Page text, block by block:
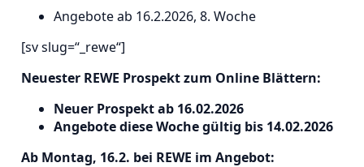
Angebote ab 16.2.2026, 8. Woche
[sv slug=“_rewe“]
Neuester REWE Prospekt zum Online Blättern:
Neuer Prospekt ab 16.02.2026
Angebote diese Woche gültig bis 14.02.2026
Ab Montag, 16.2. bei REWE im Angebot: